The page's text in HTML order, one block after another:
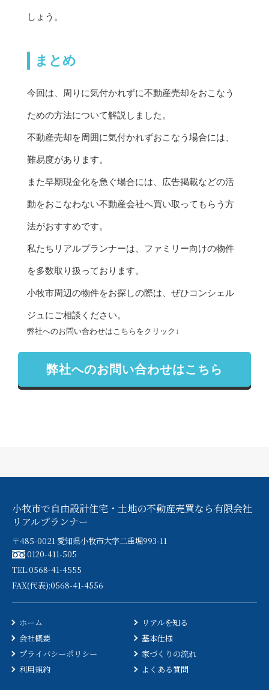
しょう。
まとめ
今回は、周りに気付かれずに不動産売却をおこなう
ための方法について解説しました。
不動産売却を周囲に気付かれずおこなう場合には、
難易度があります。
また早期現金化を急ぐ場合には、広告掲載などの活
動をおこなわない不動産会社へ買い取ってもらう方
法がおすすめです。
私たち リアルプランナーは、ファミリー向けの物件
を多数取り扱っております。
小牧市周辺の物件をお探しの際は、ぜひコンシェル
ジュに ご相談 ください。
弊社へのお問い合わせはこちらをクリック↓
弊社へのお問い合わせはこちら
小牧市で自由設計住宅・土地の不動産売買なら有限会社
リアルプランナー
〒485-0021 愛知県小牧市大字二重堀993-11
0120-411-505
TEL:0568-41-4555
FAX(代表):0568-41-4556
ホーム
会社概要
プライバシーポリシー
利用規約
リアルを知る
基本仕様
家づくりの流れ
よくある質問